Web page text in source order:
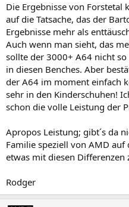
Die Ergebnisse von Forstetal
auf die Tatsache, das der
Ergebnisse mehr als
Auch wenn man sieht, das
sollte der 3000+ A64 nicht
in diesen Benches. Aber
der A64 im moment einfach
sehr in den Kinderschuhen!
schon die volle Leistung der
Apropos Leistung; gibt´s da
Familie speziell von AMD auf
etwas mit diesen Differenzen
Rodger